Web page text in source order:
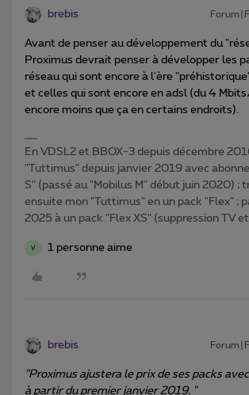
brebis
Avant de penser au développement du
Proximus devrait penser à développer les
réseau qui sont encore à l'ère
et celles qui sont encore en adsl (du 4
encore moins que ça en certains endroits).
En VDSL2 et BBOX-3 depuis décembre
"Tuttimus" depuis janvier 2019 avec
S" (passé au "Mobilus M" début juin 2020) ;
ensuite mon "Tuttimus" en un pack "Flex" ;
2025 à un pack "Flex XS" (suppression TV
V 1 personne aime
brebis
"Proximus ajustera le prix de ses packs
à partir du premier janvier 2019. "